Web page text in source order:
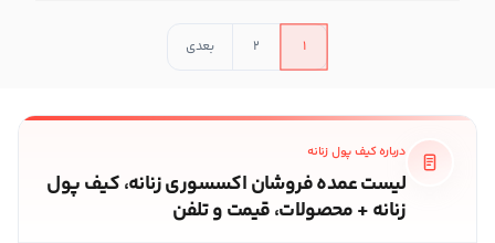
1
2 بعدی
درباره کیف پول زنانه
لیست عمده فروشان اکسسوری زنانه، کیف پول
زنانه + محصولات، قیمت و تلفن